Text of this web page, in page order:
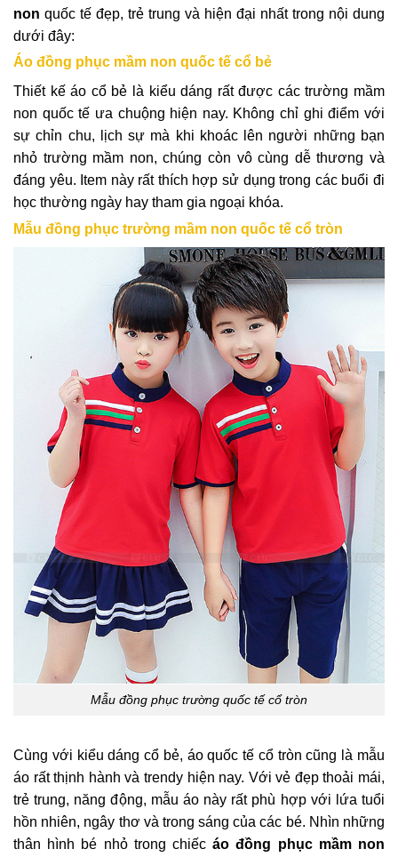
non quốc tế đẹp, trẻ trung và hiện đại nhất trong nội dung
dưới đây:
Áo đồng phục mầm non quốc tế cổ bẻ
Thiết kế áo cổ bẻ là kiểu dáng rất được các trường mầm
non quốc tế ưa chuộng hiện nay. Không chỉ ghi điểm với
sự chỉn chu, lịch sự mà khi khoác lên người những bạn
nhỏ trường mầm non, chúng còn vô cùng dễ thương và
đáng yêu. Item này rất thích hợp sử dụng trong các buổi đi
học thường ngày hay tham gia ngoại khóa.
Mẫu đồng phục trường mầm non quốc tế cổ tròn
Mẫu đồng phục trường quốc tế cổ tròn
Cùng với kiểu dáng cổ bẻ, áo quốc tế cổ tròn cũng là mẫu
áo rất thịnh hành và trendy hiện nay. Với vẻ đẹp thoải mái,
trẻ trung, năng động, mẫu áo này rất phù hợp với lứa tuổi
hồn nhiên, ngây thơ và trong sáng của các bé. Nhìn những
thân hình bé nhỏ trong chiếcáo đồng phục mầm non